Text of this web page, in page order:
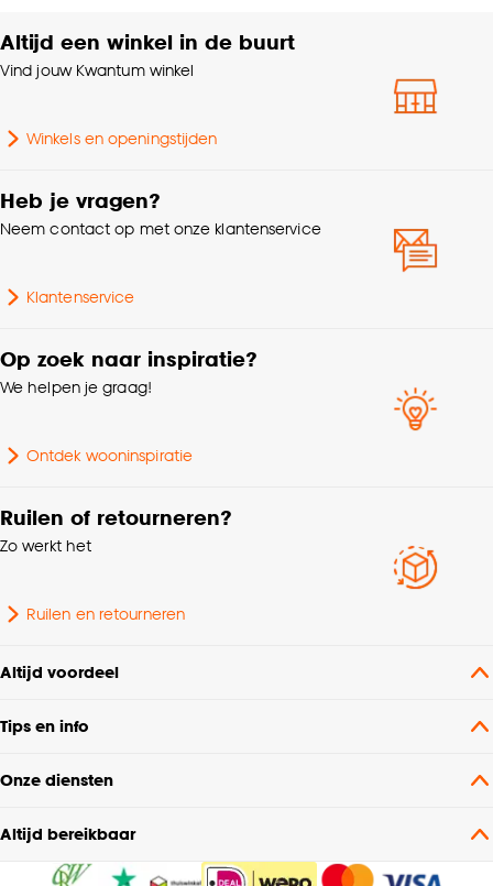
Altijd een winkel in de buurt
Vind jouw Kwantum winkel
Winkels en openingstijden
Heb je vragen?
Neem contact op met onze klantenservice
Klantenservice
Op zoek naar inspiratie?
We helpen je graag!
Ontdek wooninspiratie
Ruilen of retourneren?
Zo werkt het
Ruilen en retourneren
Altijd voordeel
Tips en info
Onze diensten
Altijd bereikbaar